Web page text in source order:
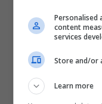
Personalised
content
services
Store and/or
Learn more